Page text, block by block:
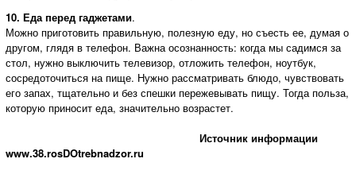
10. Еда перед гаджетами.
Можно приготовить правильную, полезную еду, но съесть ее, думая о
другом, глядя в телефон. Важна осознанность: когда мы садимся за
стол, нужно выключить телевизор, отложить телефон, ноутбук,
сосредоточиться на пище. Нужно рассматривать блюдо, чувствовать
его запах, тщательно и без спешки пережевывать пищу. Тогда польза,
которую приносит еда, значительно возрастет.
Источник информации
www.38.rosDOtrebnadzor.ru